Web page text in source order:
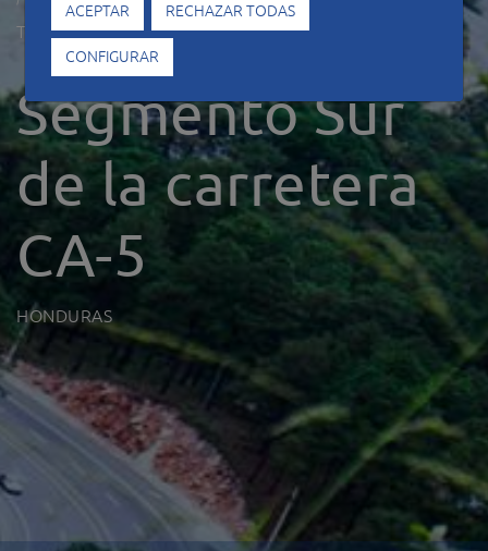
ACEPTAR RECHAZAR TODAS
CONFIGURAR
Tipo de construcción Carreteras
Segmento Sur
de la carretera
CA-5
HONDURAS